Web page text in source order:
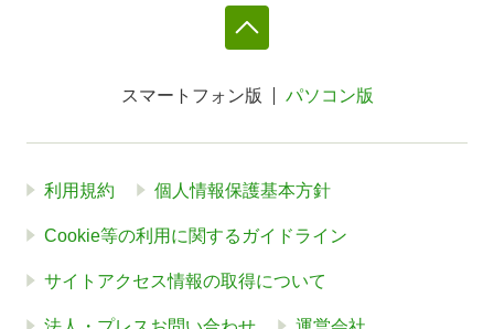
スマートフォン版 パソコン版
利用規約 個人情報保護基本方針
Cookie等の利用に関するガイドライン
サイトアクセス情報の取得について